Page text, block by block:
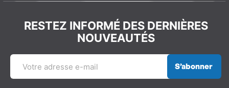
RESTEZ INFORMÉ DES DERNIÈRES
NOUVEAUTÉS
S’abonner